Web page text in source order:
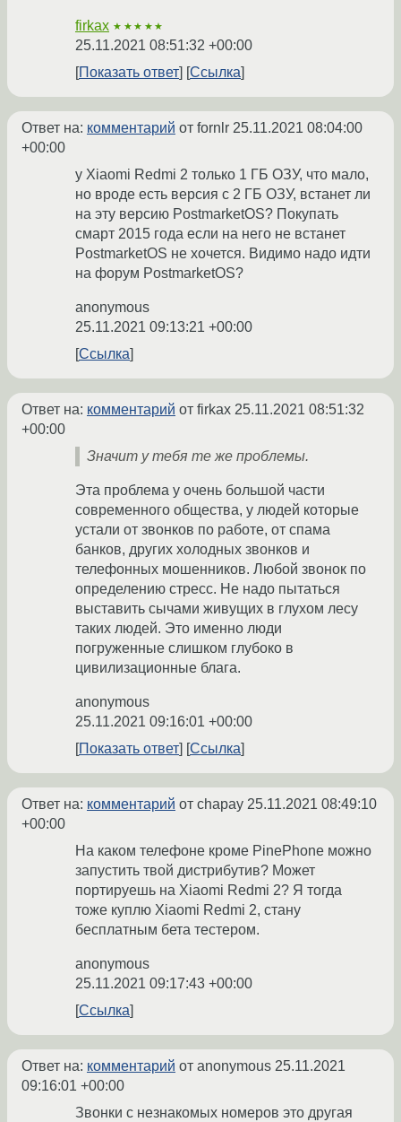
firkax ★★★★★
25.11.2021 08:51:32 +00:00
Показать ответ
Ссылка
Ответ на: комментарий от fornlr 25.11.2021 08:04:00
+00:00
у Xiaomi Redmi 2 только 1 ГБ ОЗУ, что мало,
но вроде есть версия с 2 ГБ ОЗУ, встанет ли
на эту версию PostmarketOS? Покупать
смарт 2015 года если на него не встанет
PostmarketOS не хочется. Видимо надо идти
на форум PostmarketOS?
anonymous
25.11.2021 09:13:21 +00:00
Ссылка
Ответ на: комментарий от firkax 25.11.2021 08:51:32
+00:00
Значит у тебя те же проблемы.
Эта проблема у очень большой части
современного общества, у людей которые
устали от звонков по работе, от спама
банков, других холодных звонков и
телефонных мошенников. Любой звонок по
определению стресс. Не надо пытаться
выставить сычами живущих в глухом лесу
таких людей. Это именно люди
погруженные слишком глубоко в
цивилизационные блага.
anonymous
25.11.2021 09:16:01 +00:00
Показать ответ
Ссылка
Ответ на: комментарий от chapay 25.11.2021 08:49:10
+00:00
На каком телефоне кроме PinePhone можно
запустить твой дистрибутив? Может
портируешь на Xiaomi Redmi 2? Я тогда
тоже куплю Xiaomi Redmi 2, стану
бесплатным бета тестером.
anonymous
25.11.2021 09:17:43 +00:00
Ссылка
Ответ на: комментарий от anonymous 25.11.2021
09:16:01 +00:00
Звонки с незнакомых номеров это другая